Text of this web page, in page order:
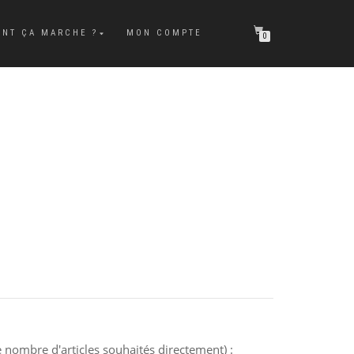
ÇA MARCHE ? MON COMPTE 0
d'articles souhaités directement) :